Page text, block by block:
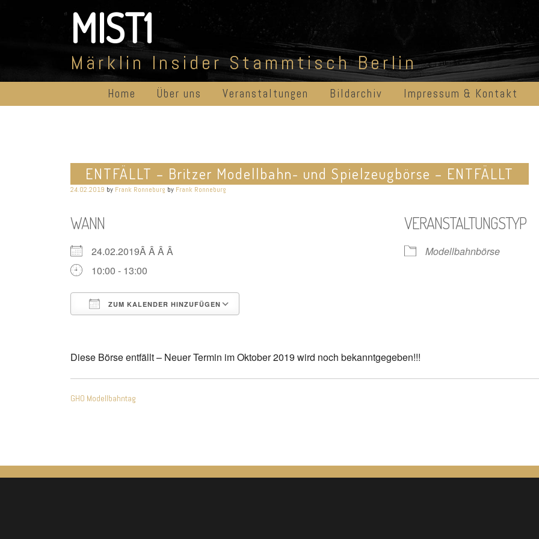
MIST1
Märklin Insider Stammtisch Berlin
Home Über uns Veranstaltungen Bildarchiv Impressum & Kontakt
ENTFÄLLT – Britzer Modellbahn- und Spielzeugbörse – ENTFÄLLT
24.02.2019 by Frank Ronneburg by Frank Ronneburg
WANN
24.02.2019Â Â Â Â
10:00 - 13:00
ZUM KALENDER HINZUFÜGEN
VERANSTALTUNGSTYP
Modellbahnbörse
Diese Börse entfällt – Neuer Termin im Oktober 2019 wird noch bekanntgegeben!!!
GHO Modellbahntag